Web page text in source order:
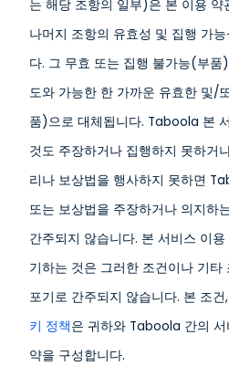
는 해당 조항의 일부)은 본 이용 약
나머지 조항의 유효성 및 집행 가
다. 그 무효 또는 집행 불가능(부품
도와 가능한 한 가까운 유효한 및/
품)으로 대체됩니다. Taboola 본
것도 주장하거나 집행하지 못하거
리나 보상법을 행사하지 못하면
또는 보상법을 주장하거나 의지하
간주되지 않습니다. 본 서비스 이
기하는 것은 그러한 조건이나 기타
포기로 간주되지 않습니다. 본 조건,
키 정책은 귀하와 Taboola 간의
약을 구성합니다.